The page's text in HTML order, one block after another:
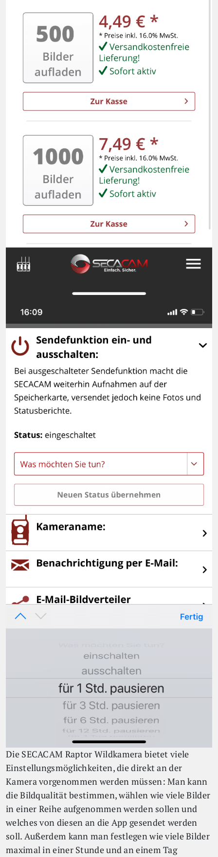
Die SECACAM Raptor Wildkamera bietet viele
Einstellungsmöglichkeiten, die direkt an der
Kamera vorgenommen werden müssen: Man kann
die Bildqualität bestimmen, wählen wie viele Bilder
in einer Reihe aufgenommen werden sollen und
welches von diesen an die App gesendet werden
soll. Außerdem kann man festlegen wie viele Bilder
maximal in einer Stunde und an einem Tag